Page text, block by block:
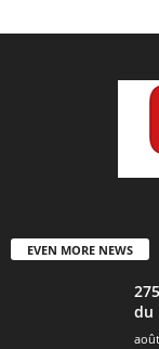
EVEN MORE NEWS
du